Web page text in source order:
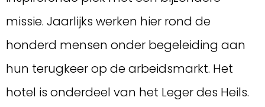
missie. Jaarlijks werken hier rond de
honderd mensen onder begeleiding aan
hun terugkeer op de arbeidsmarkt. Het
hotel is onderdeel van het Leger des Heils.